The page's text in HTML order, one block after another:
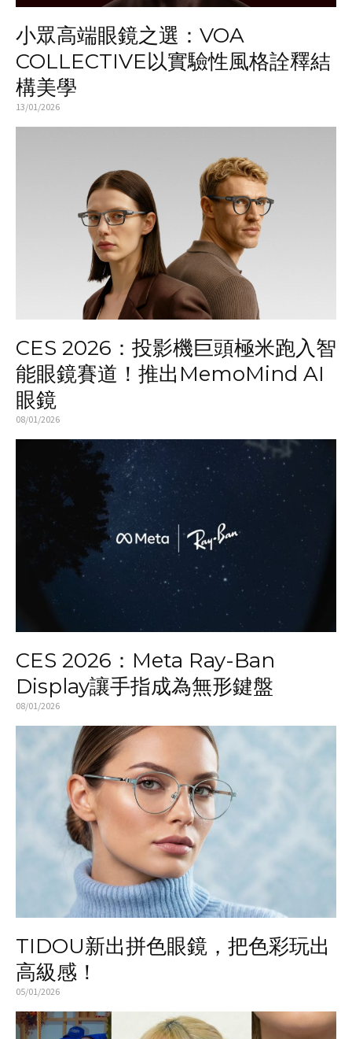
小眾高端眼鏡之選：VOA
COLLECTIVE以實驗性風格詮釋結
構美學
13/01/2026
CES 2026：投影機巨頭極米跑入智
能眼鏡賽道！推出MemoMind AI
眼鏡
08/01/2026
CES 2026：Meta Ray-Ban
Display讓手指成為無形鍵盤
08/01/2026
TIDOU新出拼色眼鏡，把色彩玩出
高級感！
05/01/2026